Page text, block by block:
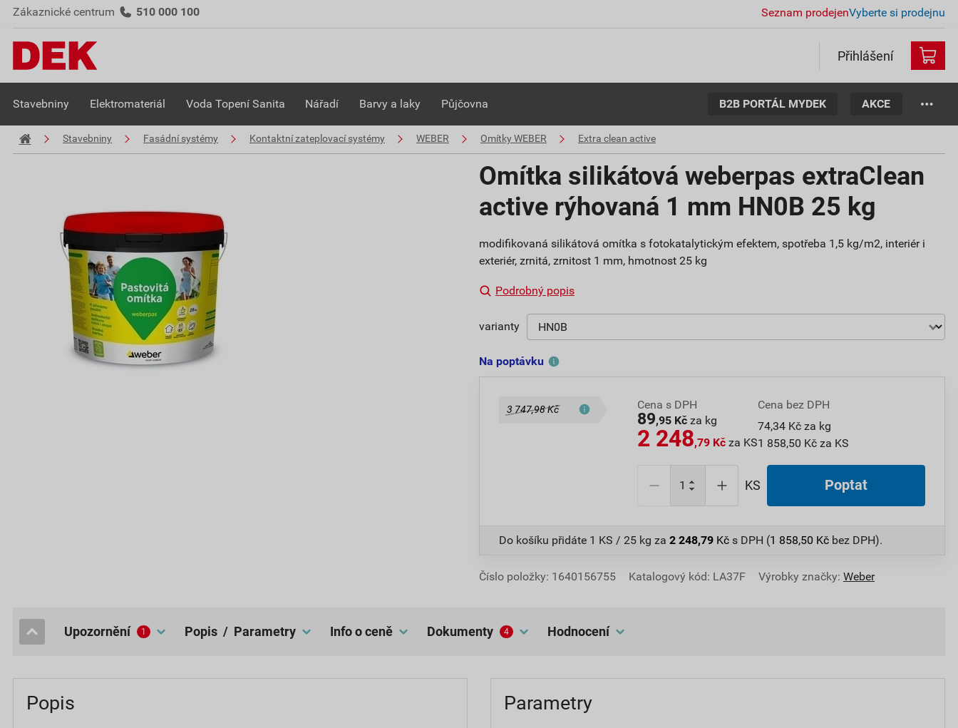
Zákaznické centrum 510 000 100 Seznam prodejenVyberte si prodejnu
Přihlášení
Stavebniny Elektromateriál Voda Topení Sanita Nářadí Barvy a laky Půjčovna B2B PORTÁL MYDEK AKCE
Stavebniny Fasádní systémy Kontaktní zateplovací systémy WEBER Omítky WEBER Extra clean active
Omítka silikátová weberpas extraClean
active rýhovaná 1 mm HN0B 25 kg
modifikovaná silikátová omítka s fotokatalytickým efektem, spotřeba 1,5 kg/m2, interiér i
exteriér, zrnitá, zrnitost 1 mm, hmotnost 25 kg
Podrobný popis
varianty
Na poptávku
3 747,98 Kč Cena s DPH
89,95 Kč za kg
2 248,79 Kč za KS
Cena bez DPH
74,34 Kč za kg
1 858,50 Kč za KS
KS Poptat
Do košíku přidáte 1 KS / 25 kg za 2 248,79 Kč s DPH (1 858,50 Kč bez DPH).
Číslo položky: 1640156755 Katalogový kód: LA37F Výrobky značky: Weber
popis / Parametry
upozornění 1 Info o ceně dokumenty 4 hodnocení
Popis Parametry